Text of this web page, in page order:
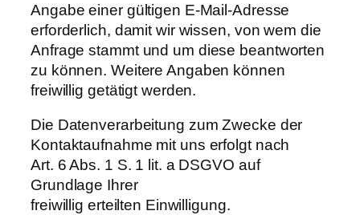
Angabe einer gültigen E-Mail-Adresse
erforderlich, damit wir wissen, von wem die
Anfrage stammt und um diese beantworten
zu können. Weitere Angaben können
freiwillig getätigt werden.
Die Datenverarbeitung zum Zwecke der
Kontaktaufnahme mit uns erfolgt nach
Art. 6 Abs. 1 S. 1 lit. a DSGVO auf
Grundlage Ihrer
freiwillig erteilten Einwilligung.